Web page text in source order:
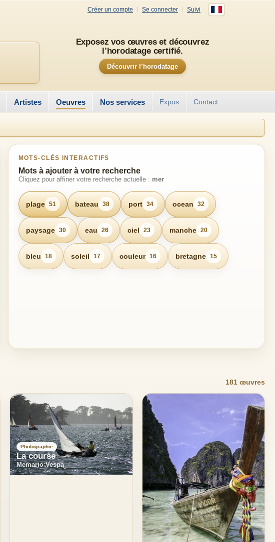
Créer un compte Se connecter Suivi
Exposez vos œuvres et découvrez
l’horodatage certifié.
Découvrir l’horodatage
Artistes Oeuvres Nos services Expos Contact
MOTS-CLÉS INTERACTIFS
Mots à ajouter à votre recherche
Cliquez pour affiner votre recherche actuelle : mer
plage 51 bateau 38 port 34 ocean 32
paysage 30 eau 26 ciel 23 manche 20
bleu 18 soleil 17 couleur 16 bretagne 15
181 œuvres
Photographie
La course
Memario Vespa